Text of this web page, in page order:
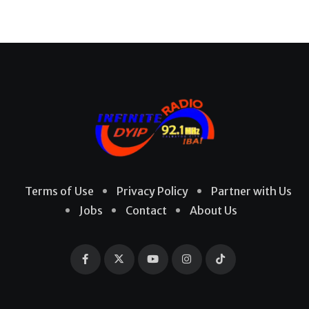
Terms of Use Privacy Policy
Partner with Us
Jobs
Contact About Us